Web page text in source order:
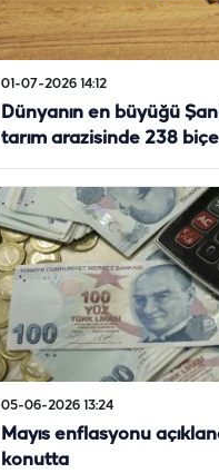
01-07-2026 14:12
Dünyanın en büyüğü
tarım arazisinde 238
05-06-2026 13:24
Mayıs enflasyonu
konutta